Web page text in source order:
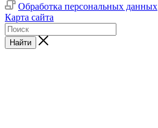
Обработка персональных данных
Карта сайта
Найти